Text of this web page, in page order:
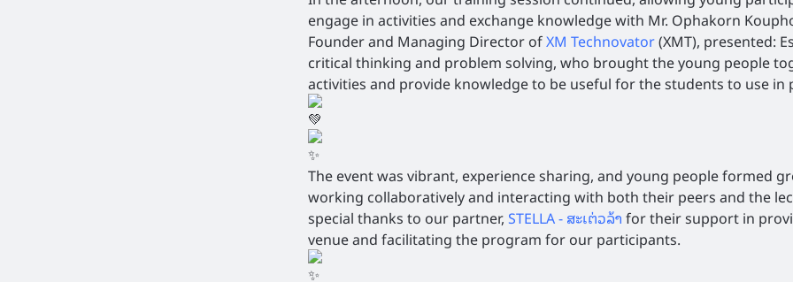
engage in activities and exchange knowledge with Mr. Ophakorn
Founder and Managing Director ofXM Technovator(XMT), presented:
critical thinking and problem solving, who brought the young people
activities and provide knowledge to be useful for the students to use in
The event was vibrant, experience sharing, and young people formed
working collaboratively and interacting with both their peers and the
special thanks to our partner,STELLA - ສະເຕ່ວລ້າfor their support in
venue and facilitating the program for our participants.